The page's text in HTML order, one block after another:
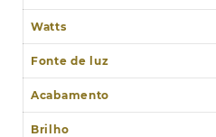
Watts
Fonte de luz
Acabamento
Brilho